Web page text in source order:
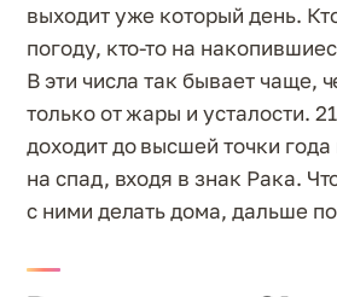
выходит уже который день.
погоду, кто-то на
В эти числа так бывает чаще,
только от жары и усталости.
доходит до высшей точки
на спад, входя в знак Рака.
с ними делать дома, дальше